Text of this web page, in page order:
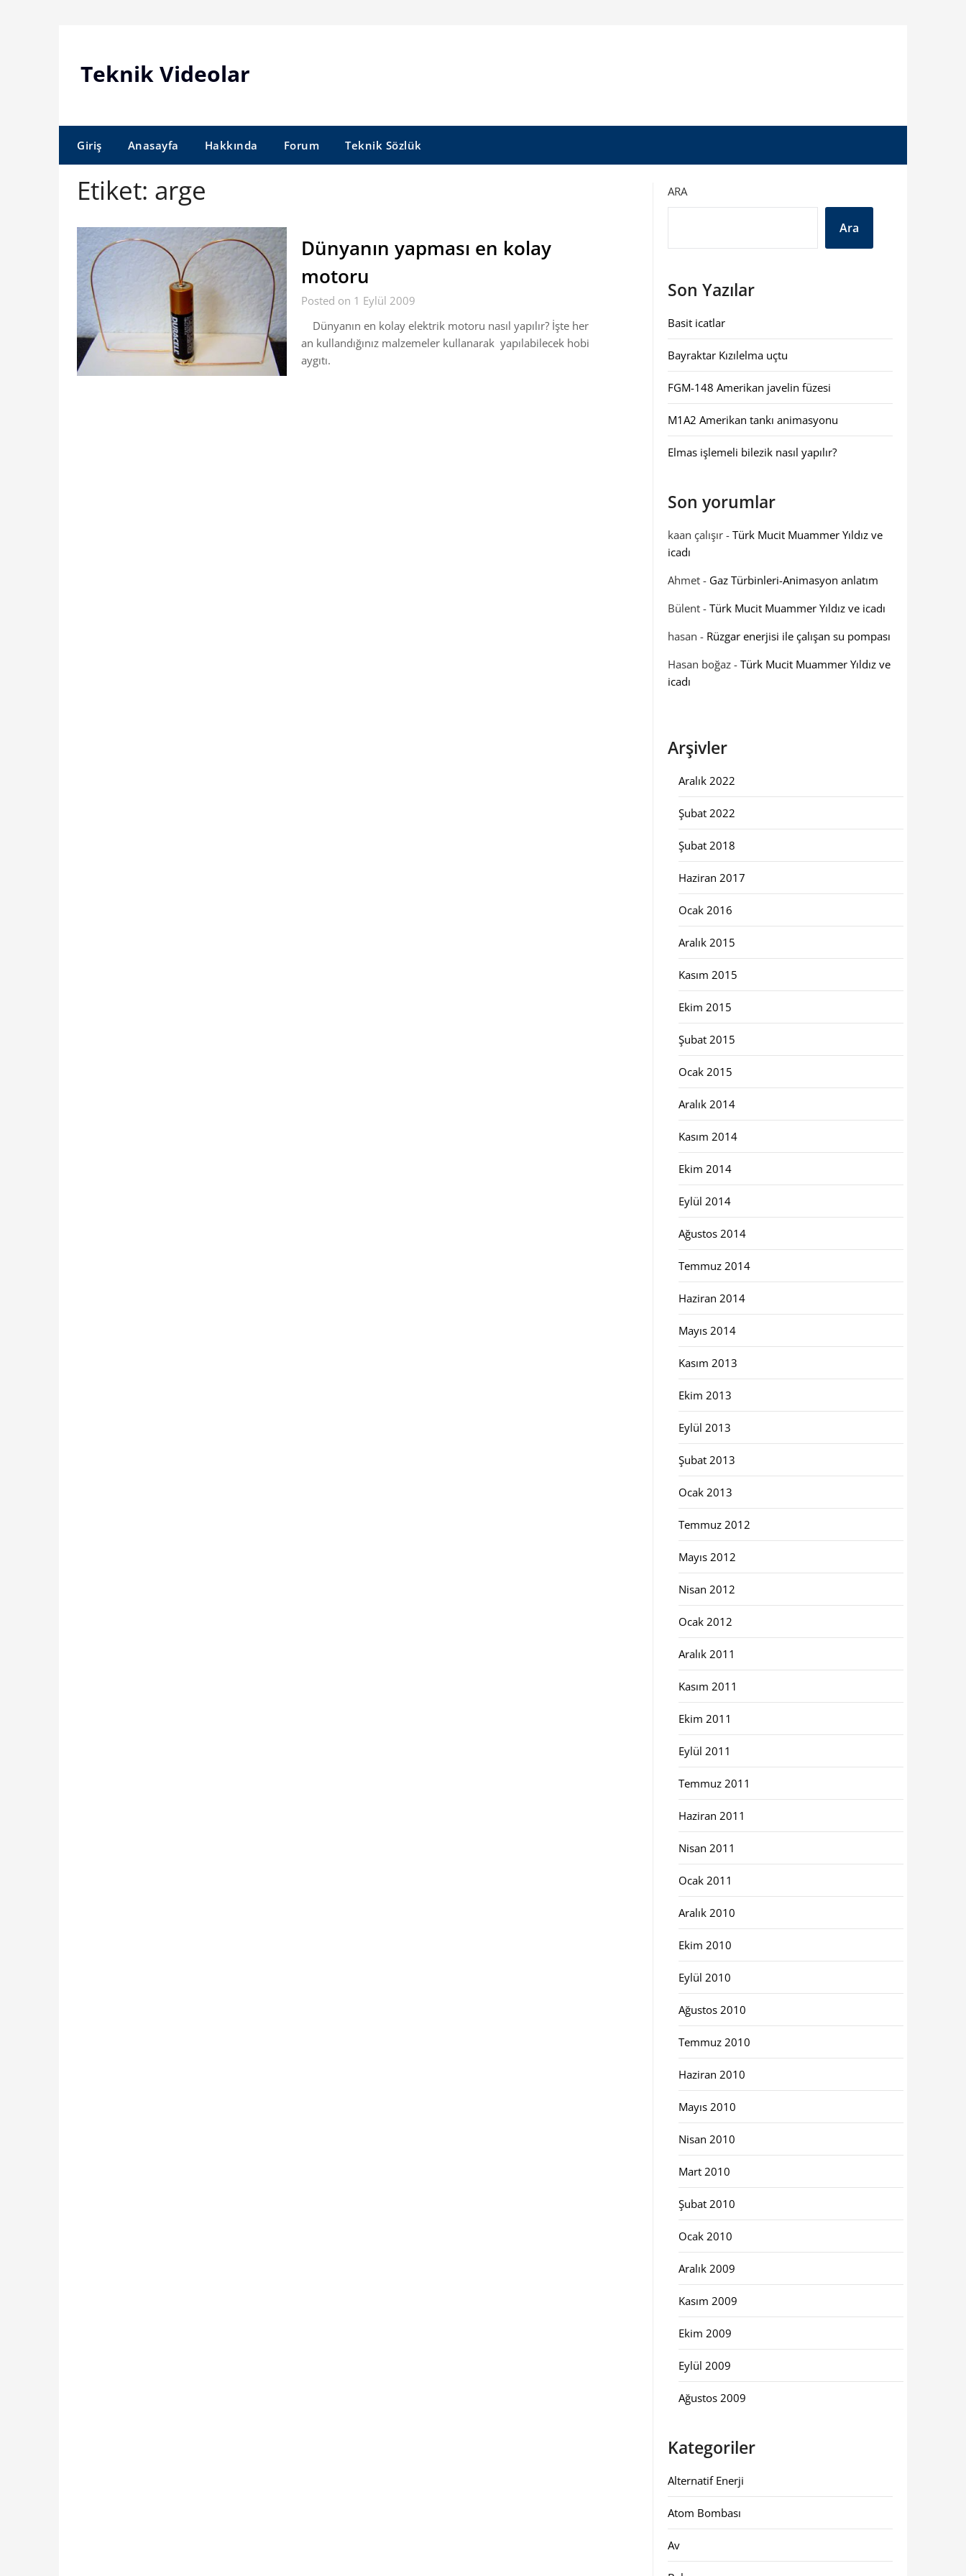
Teknik Videolar
Giriş Anasayfa Hakkında Forum Teknik Sözlük
Etiket: arge
Dünyanın yapması en kolay
motoru
Posted on 1 Eylül 2009
Dünyanın en kolay elektrik motoru nasıl yapılır? İşte her
an kullandığınız malzemeler kullanarak yapılabilecek hobi
aygıtı.
ARA
Ara
Son Yazılar
Basit icatlar
Bayraktar Kızılelma uçtu
FGM-148 Amerikan javelin füzesi
M1A2 Amerikan tankı animasyonu
Elmas işlemeli bilezik nasıl yapılır?
Son yorumlar
kaan çalışır- Türk Mucit Muammer Yıldız ve
icadı
Ahmet- Gaz Türbinleri-Animasyon anlatım
Bülent- Türk Mucit Muammer Yıldız ve icadı
hasan - Rüzgar enerjisi ile çalışan su pompası
Hasan boğaz- Türk Mucit Muammer Yıldız ve
icadı
Arşivler
Aralık 2022
Şubat 2022
Şubat 2018
Haziran 2017
Ocak 2016
Aralık 2015
Kasım 2015
Ekim 2015
Şubat 2015
Ocak 2015
Aralık 2014
Kasım 2014
Ekim 2014
Eylül 2014
Ağustos 2014
Temmuz 2014
Haziran 2014
Mayıs 2014
Kasım 2013
Ekim 2013
Eylül 2013
Şubat 2013
Ocak 2013
Temmuz 2012
Mayıs 2012
Nisan 2012
Ocak 2012
Aralık 2011
Kasım 2011
Ekim 2011
Eylül 2011
Temmuz 2011
Haziran 2011
Nisan 2011
Ocak 2011
Aralık 2010
Ekim 2010
Eylül 2010
Ağustos 2010
Temmuz 2010
Haziran 2010
Mayıs 2010
Nisan 2010
Mart 2010
Şubat 2010
Ocak 2010
Aralık 2009
Kasım 2009
Ekim 2009
Eylül 2009
Ağustos 2009
Kategoriler
Alternatif Enerji
Atom Bombası
Av